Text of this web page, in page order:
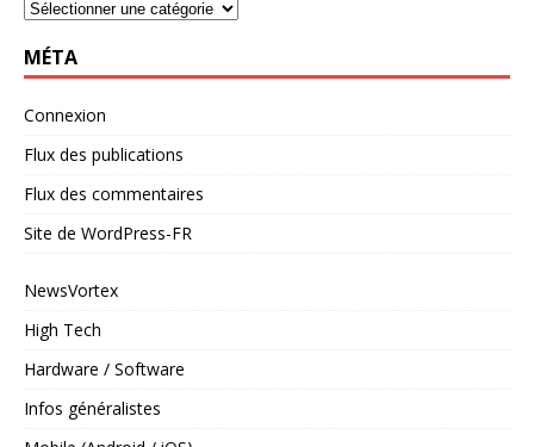
MÉTA
Connexion
Flux des publications
Flux des commentaires
Site de WordPress-FR
NewsVortex
High Tech
Hardware / Software
Infos généralistes